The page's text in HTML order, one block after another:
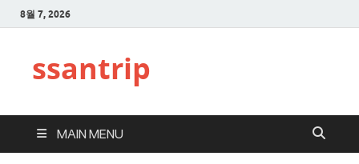
8월 7, 2026
ssantrip
MAIN MENU